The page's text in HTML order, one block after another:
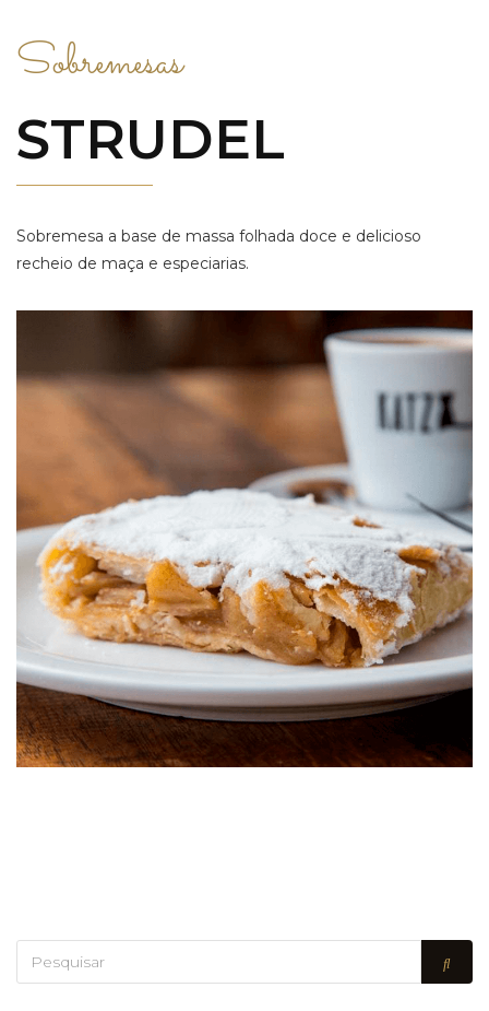
Sobremesas
STRUDEL
Sobremesa a base de massa folhada doce e delicioso
recheio de maça e especiarias.